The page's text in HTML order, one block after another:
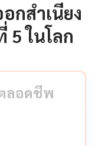
กสำเนียง
ในโลก
ตลอดชีพ